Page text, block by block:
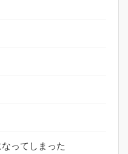
ってしまった